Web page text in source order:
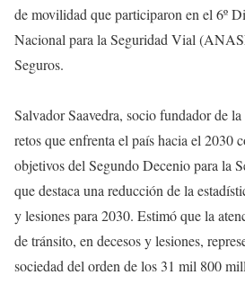
de movilidad que participaron en el 6º
Nacional para la Seguridad Vial
Seguros.
Salvador Saavedra, socio fundador de
retos que enfrenta el país hacia el 2030
objetivos del Segundo Decenio para la
que destaca una reducción de la
y lesiones para 2030. Estimó que la
de tránsito, en decesos y lesiones,
sociedad del orden de los 31 mil 800